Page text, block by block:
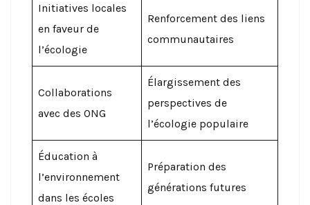
Initiatives locales
en faveur de
l’écologie
Renforcement des liens
communautaires
Collaborations
avec des ONG
Élargissement des
perspectives de
l’écologie populaire
Éducation à
l’environnement
dans les écoles
Préparation des
générations futures